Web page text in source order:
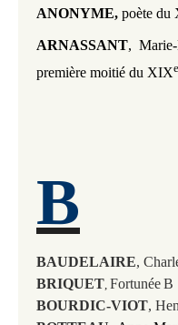
ANONYME, poète
ARNASSANT,
première moitié du XIXe
B
BAUDELAIRE,
BRIQUET, FortunéeB
BOURDIC-VIOT,